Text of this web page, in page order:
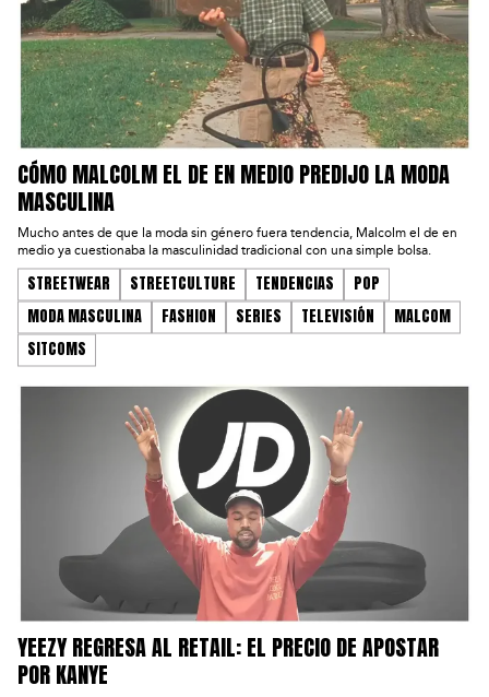
CÓMO MALCOLM EL DE EN MEDIO PREDIJO LA MODA
MASCULINA
Mucho antes de que la moda sin género fuera tendencia, Malcolm el de en
medio ya cuestionaba la masculinidad tradicional con una simple bolsa.
STREETWEAR STREETCULTURE TENDENCIAS
POP
MODA MASCULINA
FASHION SERIES TELEVISIÓN
MALCOM
SITCOMS
YEEZY REGRESA AL RETAIL: EL PRECIO DE APOSTAR
POR KANYE